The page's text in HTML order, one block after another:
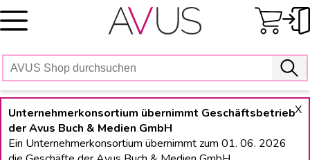
Skip
to
X
Unternehmerkonsortium übernimmt Geschäftsbetrieb
der Avus Buch & Medien GmbH
Ein Unternehmerkonsortium übernimmt zum 01. 06. 2026